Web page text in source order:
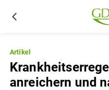
Artikel
anreichern und